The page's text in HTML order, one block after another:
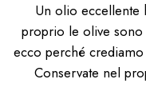
Un olio eccellente
proprio le olive sono
ecco perché
Conservate nel